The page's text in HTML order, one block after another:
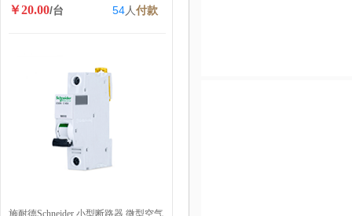
￥20.00/台 54人付款
施耐德Schneider 小型断路器 微型空气